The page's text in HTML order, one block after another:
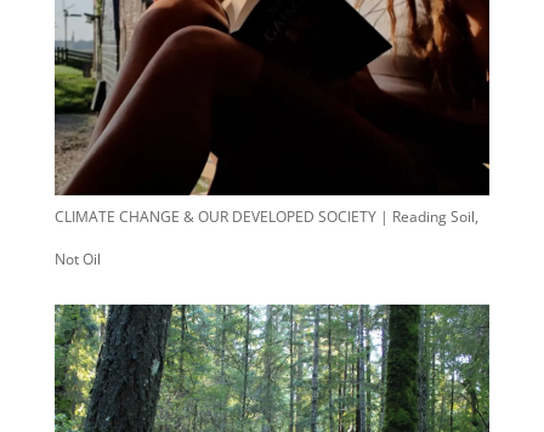
CLIMATE CHANGE & OUR DEVELOPED SOCIETY | Reading Soil,
Not Oil